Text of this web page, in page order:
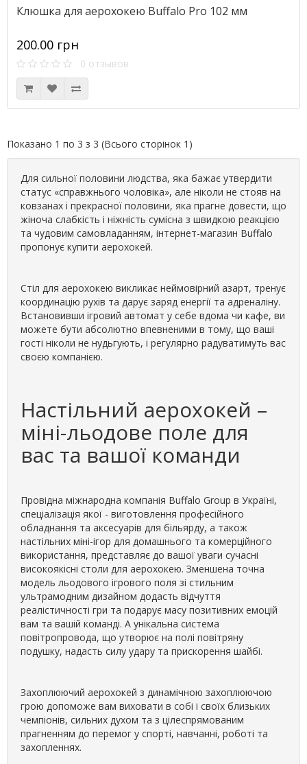
Клюшка для аерохокею Buffalo Pro 102 мм
200.00 грн
0 отзывов
Показано 1 по 3 з 3 (Всього сторінок 1)
Для сильної половини людства, яка бажає утвердити
статус «справжнього чоловіка», але ніколи не стояв на
ковзанах і прекрасної половини, яка прагне довести, що
жіноча слабкість і ніжність сумісна з швидкою реакцією
та чудовим самовладанням, інтернет-магазин Buffalo
пропонує купити аерохокей.
Стіл для аерохокею викликає неймовірний азарт, тренує
координацію рухів та дарує заряд енергії та адреналіну.
Встановивши ігровий автомат у себе вдома чи кафе, ви
можете бути абсолютно впевненими в тому, що ваші
гості ніколи не нудьгують, і регулярно радуватимуть вас
своєю компанією.
Настільний аерохокей –
міні-льодове поле для
вас та вашої команди
Провідна міжнародна компанія Buffalo Group в Україні,
спеціалізація якої - виготовлення професійного
обладнання та аксесуарів для більярду, а також
настільних міні-ігор для домашнього та комерційного
використання, представляє до вашої уваги сучасні
високоякісні столи для аерохокею. Зменшена точна
модель льодового ігрового поля зі стильним
ультрамодним дизайном додасть відчуття
реалістичності гри та подарує масу позитивних емоцій
вам та вашій команді. А унікальна система
повітропровода, що утворює на полі повітряну
подушку, надасть силу удару та прискорення шайбі.
Захоплюючий аерохокей з динамічною захоплюючою
грою допоможе вам виховати в собі і своїх близьких
чемпіонів, сильних духом та з цілеспрямованим
прагненням до перемог у спорті, навчанні, роботі та
захопленнях.